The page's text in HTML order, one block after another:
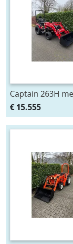
Captain 263H
voorlader al af
p/m Gratis
€ 15.555